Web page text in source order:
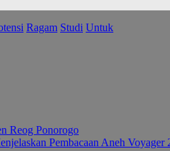
Ragam Studi Untuk
Reog Ponorogo
Pembacaan Aneh Voyager